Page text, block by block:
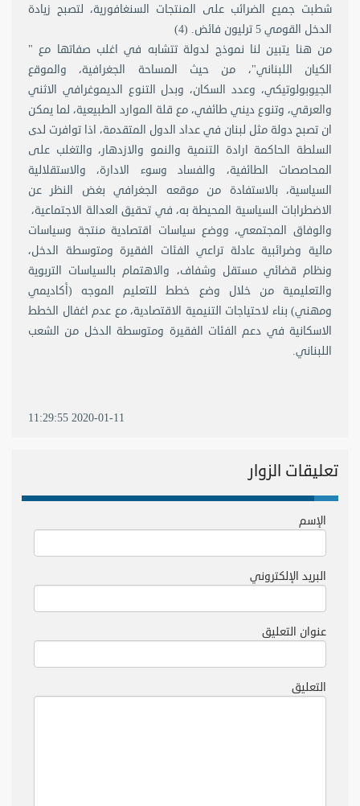
شطبت جميع الضرائب على المنتجات السنغافورية، لتصبح زيادة
الدخل القومي 5 ترليون فائض. (4)
من هنا يتبين لنا نموذج لدولة تتشابه في اغلب صفاتها مع "
الكيان اللبناني"، من حيث المساحة الجغرافية، والموقع
الجيوبولوتيكي، وعدد السكان، وبدل التنوع الديموغرافي الاثني
والعرقي، وتنوع ديني طائفي، مع قلة الموارد الطبيعية، لما يمكن
ان تصبح دولة مثل لبنان في عداد الدول المتقدمة، اذا توافرت لدى
السلطة الحاكمة ارادة التنمية والنمو والازدهار، والتغلب على
المحاصصات الطائفية، والفساد وسوء الادارة، والاستقلالية
السياسية، بالاستفادة من موقعه الجغرافي بغض النظر عن
الاضطرابات السياسية المحيطة به، في تحقيق العدالة الاجتماعية،
والوفاق المجتمعي، ووضع سياسات اقتصادية منتجة وسياسات
مالية وضرائبية عادلة تراعي الفئات الفقيرة ومتوسطة الدخل،
ونظام قضائي مستقل وشفاف، والاهتمام بالسياسات التربوية
والتعليمية من خلال وضع خطط للتعليم الموجه (أكاديمي
ومهني) بناء لاحتياجات التنيمية الاقتصادية، مع عدم اغفال الخطط
الاسكانية في دعم الفئات الفقيرة ومتوسطة الدخل من الشعب
اللبناني.
2020-01-11 11:29:55
تعليقات الزوار
الإسم
البريد الإلكتروني
عنوان التعليق
التعليق